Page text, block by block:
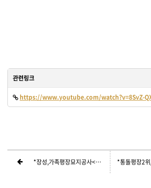
관련링크
https://www.youtube.com/watch?v=8SvZ-
*장성,가족평장묘지공사<291>